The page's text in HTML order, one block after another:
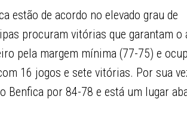
estão de acordo no elevado grau de
procuram vitórias que garantam o
pela margem mínima (77-75) e
16 jogos e sete vitórias. Por sua
Benfica por 84-78 e está um lugar